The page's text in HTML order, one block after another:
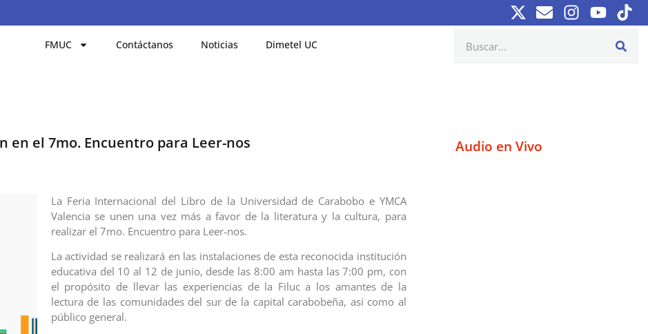
FMUC Contáctanos Noticias Dimetel UC
en el 7mo. Encuentro para Leer-nos
La Feria Internacional del Libro de la Universidad de Carabobo e YMCA
Valencia se unen una vez más a favor de la literatura y la cultura, para
realizar el 7mo. Encuentro para Leer-nos.
La actividad se realizará en las instalaciones de esta reconocida institución
educativa del 10 al 12 de junio, desde las 8:00 am hasta las 7:00 pm, con
el propósito de llevar las experiencias de la Filuc a los amantes de la
lectura de las comunidades del sur de la capital carabobeña, así como al
público general.
Audio en Vivo